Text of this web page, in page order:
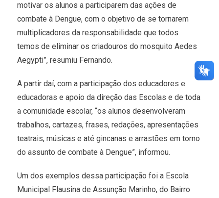
motivar os alunos a participarem das ações de
combate à Dengue, com o objetivo de se tornarem
multiplicadores da responsabilidade que todos
temos de eliminar os criadouros do mosquito Aedes
Aegypti”, resumiu Fernando.
A partir daí, com a participação dos educadores e
educadoras e apoio da direção das Escolas e de toda
a comunidade escolar, “os alunos desenvolveram
trabalhos, cartazes, frases, redações, apresentações
teatrais, músicas e até gincanas e arrastões em torno
do assunto de combate à Dengue”, informou.
Um dos exemplos dessa participação foi a Escola
Municipal Flausina de Assunção Marinho, do Bairro